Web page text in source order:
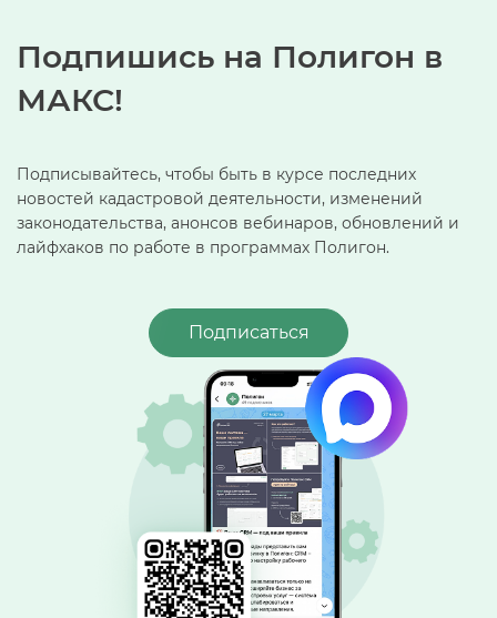
Подпишись на Полигон
МАКС!
Подписывайтесь, чтобы быть в курсе последних
новостей кадастровой деятельности, изменений
законодательства, анонсов вебинаров, обновлений и
лайфхаков по работе в программах Полигон.
Подписаться